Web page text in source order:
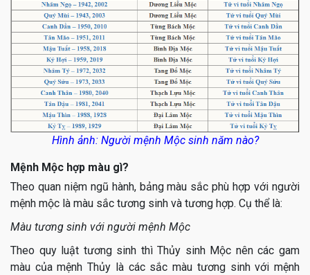
Hình ảnh: Người mệnh Mộc sinh năm nào?
Mệnh Mộc hợp màu gì?
Theo quan niệm ngũ hành, bảng màu sắc phù hợp với người
mệnh mộc là màu sắc tương sinh và tương hợp. Cụ thể là:
Màu tương sinh với người mệnh Mộc
Theo quy luật tương sinh thì Thủy sinh Mộc nên các gam
màu của mệnh Thủy là các sắc màu tương sinh với mệnh